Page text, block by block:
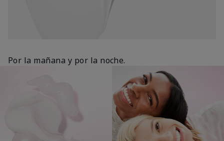
Por la mañana y por la noche.